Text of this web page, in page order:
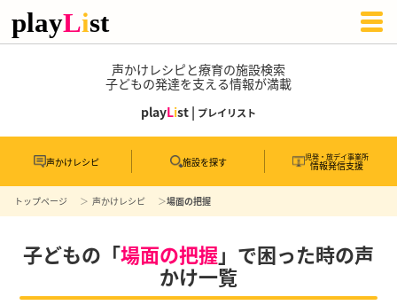
声かけレシピと療育の施設検索
子どもの発達を支える情報が満載
playList | プレイリスト
声かけレシピ 施設を探す 児発・放デイ事業所
情報発信支援
トップページ 声かけレシピ 場面の把握
子どもの「場面の把握」で困った時の声
かけ一覧